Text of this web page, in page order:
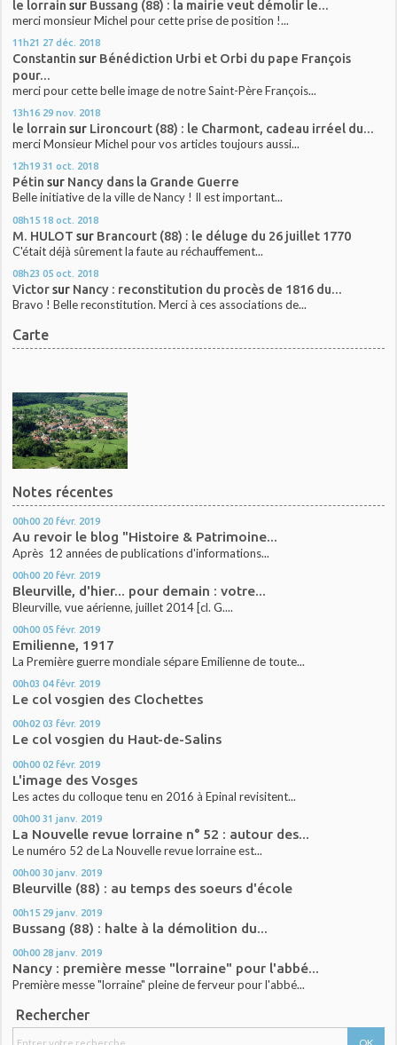
le lorrain sur Bussang (88) : la mairie veut démolir le...
merci monsieur Michel pour cette prise de position !...
11h21 27 déc. 2018
Constantin sur Bénédiction Urbi et Orbi du pape François
pour...
merci pour cette belle image de notre Saint-Père François...
13h16 29 nov. 2018
le lorrain sur Lironcourt (88) : le Charmont, cadeau irréel du...
merci Monsieur Michel pour vos articles toujours aussi...
12h19 31 oct. 2018
Pétin sur Nancy dans la Grande Guerre
Belle initiative de la ville de Nancy ! Il est important...
08h15 18 oct. 2018
M. HULOT sur Brancourt (88) : le déluge du 26 juillet 1770
C'était déjà sûrement la faute au réchauffement...
08h23 05 oct. 2018
Victorsur Nancy : reconstitution du procès de 1816 du...
Bravo ! Belle reconstitution. Merci à ces associations de...
Carte
Notes récentes
00h00 20 févr. 2019
Au revoir le blog "Histoire & Patrimoine...
Après 12 années de publications d'informations...
00h00 20 févr. 2019
Bleurville, d'hier... pour demain : votre...
Bleurville, vue aérienne, juillet 2014 [cl. G....
00h00 05 févr. 2019
Emilienne, 1917
La Première guerre mondiale sépare Emilienne de toute...
00h03 04 févr. 2019
Le col vosgien des Clochettes
00h02 03 févr. 2019
Le col vosgien du Haut-de-Salins
00h00 02 févr. 2019
L'image des Vosges
Les actes du colloque tenu en 2016 à Epinal revisitent...
00h00 31 janv. 2019
La Nouvelle revue lorraine n° 52 : autour des...
Le numéro 52 de La Nouvelle revue lorraine est...
00h00 30 janv. 2019
Bleurville (88) : au temps des soeurs d'école
00h15 29 janv. 2019
Bussang (88) : halte à la démolition du...
00h00 28 janv. 2019
Nancy : première messe "lorraine" pour l'abbé...
Première messe "lorraine" pleine de ferveur pour l'abbé...
Rechercher